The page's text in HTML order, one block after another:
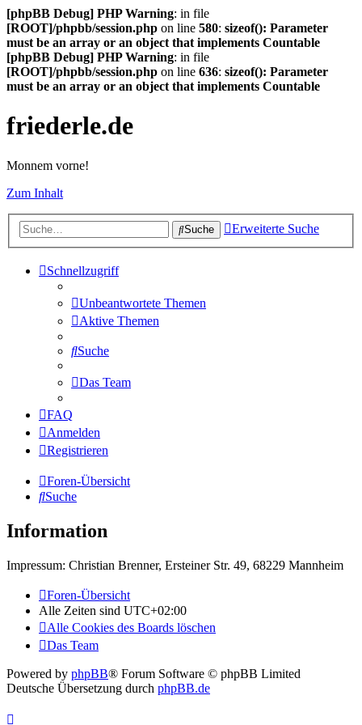
[phpBB Debug] PHP Warning: in file
[ROOT]/phpbb/session.php on line 580: sizeof(): Parameter
must be an array or an object that implements Countable
[phpBB Debug] PHP Warning: in file
[ROOT]/phpbb/session.php on line 636: sizeof(): Parameter
must be an array or an object that implements Countable
friederle.de
Monnem vorne!
Zum Inhalt
Suche Erweiterte Suche
Schnellzugriff
Unbeantwortete Themen
Aktive Themen
Suche
Das Team
FAQ
Anmelden
Registrieren
Foren-Übersicht
Suche
Information
Impressum: Christian Brenner, Ersteiner Str. 49, 68229 Mannheim
Foren-Übersicht
Alle Zeiten sind UTC+02:00
Alle Cookies des Boards löschen
Das Team
Powered by phpBB® Forum Software © phpBB Limited
Deutsche Übersetzung durch phpBB.de